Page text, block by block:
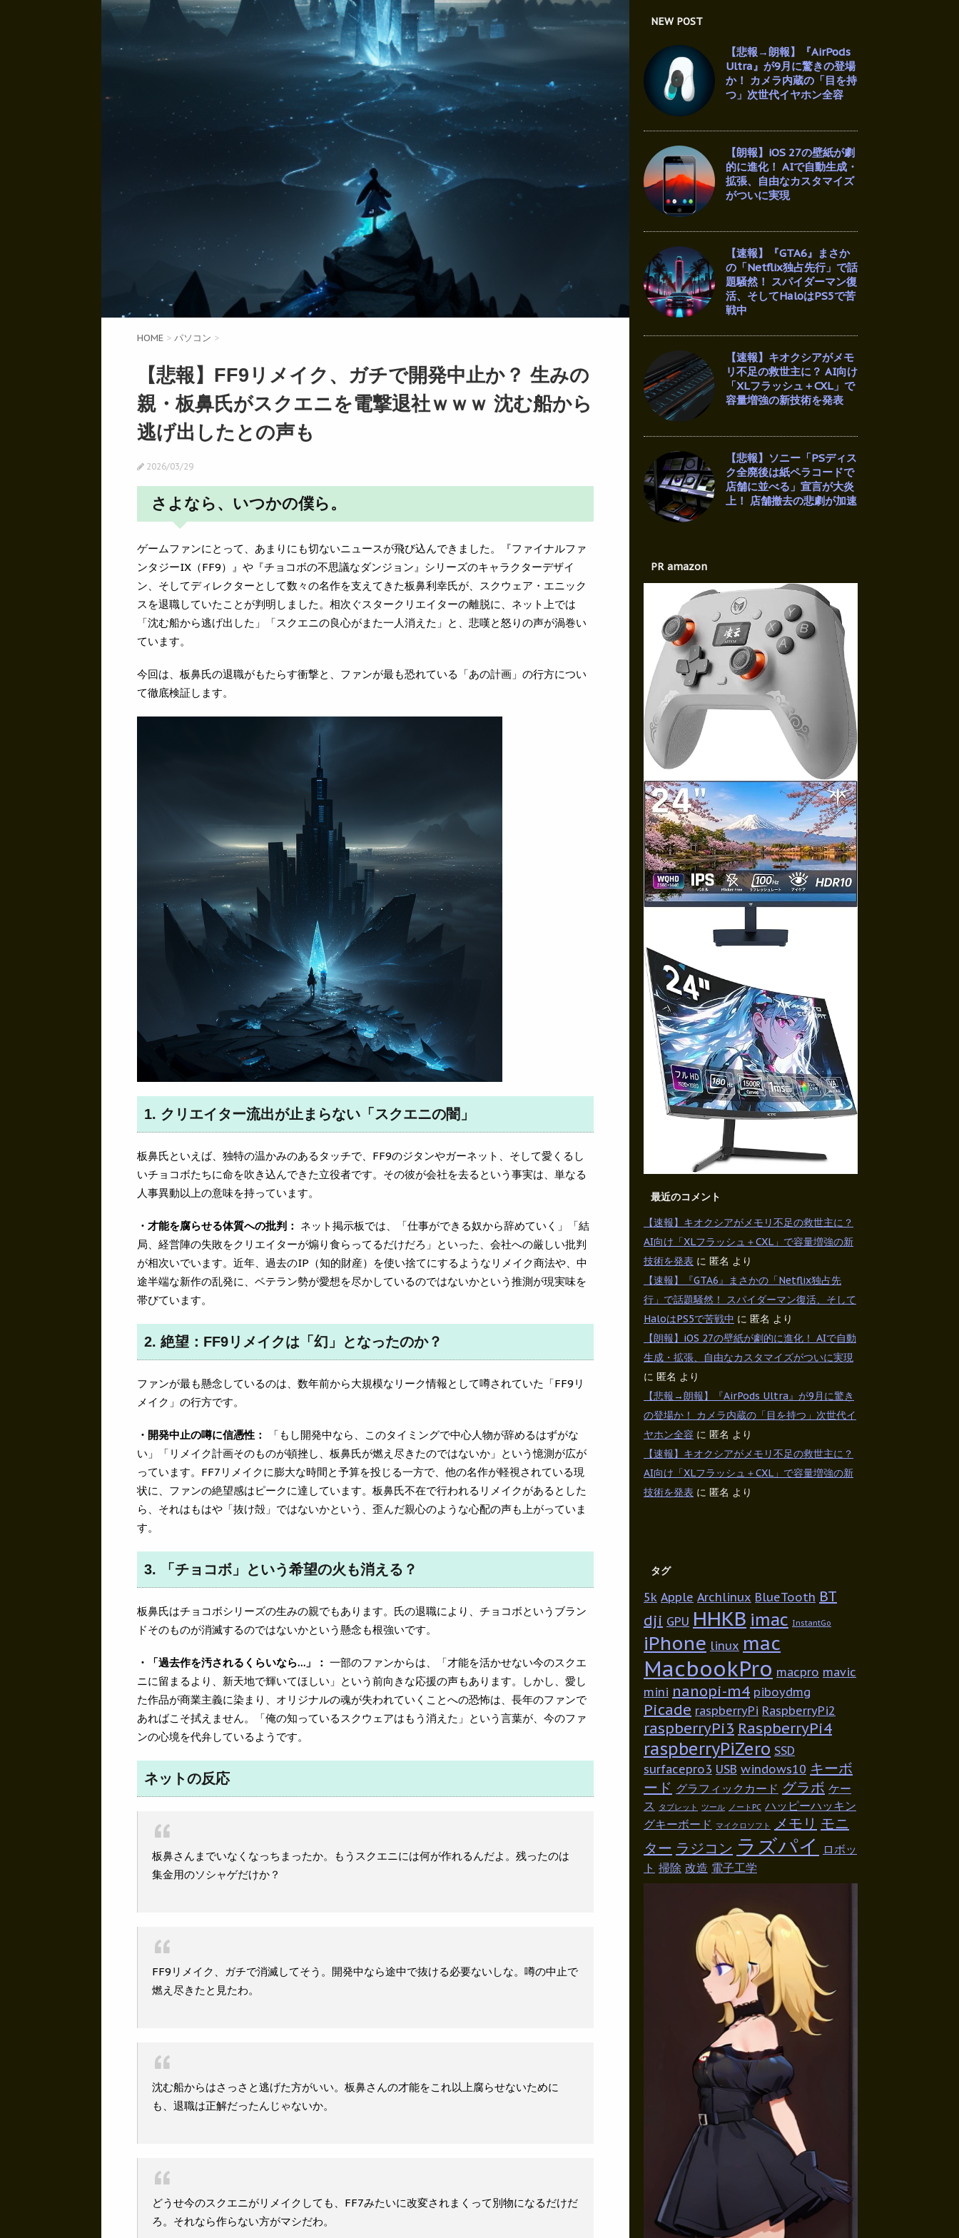
HOME > パソコン >
【悲報】FF9リメイク、ガチで開発中止か？ 生みの
親・板鼻氏がスクエニを電撃退社ｗｗｗ 沈む船から
逃げ出したとの声も
2026/03/29
さよなら、いつかの僕ら。
ゲームファンにとって、あまりにも切ないニュースが飛び込んできました。『ファイナルファ
ンタジーIX（FF9）』や『チョコボの不思議なダンジョン』シリーズのキャラクターデザイ
ン、そしてディレクターとして数々の名作を支えてきた板鼻利幸氏が、スクウェア・エニック
スを退職していたことが判明しました。相次ぐスタークリエイターの離脱に、ネット上では
「沈む船から逃げ出した」「スクエニの良心がまた一人消えた」と、悲嘆と怒りの声が渦巻い
ています。
今回は、板鼻氏の退職がもたらす衝撃と、ファンが最も恐れている「あの計画」の行方につい
て徹底検証します。
1. クリエイター流出が止まらない「スクエニの闇」
板鼻氏といえば、独特の温かみのあるタッチで、FF9のジタンやガーネット、そして愛くるし
いチョコボたちに命を吹き込んできた立役者です。その彼が会社を去るという事実は、単なる
人事異動以上の意味を持っています。
・才能を腐らせる体質への批判： ネット掲示板では、「仕事ができる奴から辞めていく」「結
局、経営陣の失敗をクリエイターが煽り食らってるだけだろ」といった、会社への厳しい批判
が相次いでいます。近年、過去のIP（知的財産）を使い捨てにするようなリメイク商法や、中
途半端な新作の乱発に、ベテラン勢が愛想を尽かしているのではないかという推測が現実味を
帯びています。
2. 絶望：FF9リメイクは「幻」となったのか？
ファンが最も懸念しているのは、数年前から大規模なリーク情報として噂されていた「FF9リ
メイク」の行方です。
・開発中止の噂に信憑性：
「もし開発中なら、このタイミングで中心人物が辞めるはずがな
い」「リメイク計画そのものが頓挫し、板鼻氏が燃え尽きたのではないか」という憶測が広が
っています。FF7リメイクに膨大な時間と予算を投じる一方で、他の名作が軽視されている現
状に、ファンの絶望感はピークに達しています。板鼻氏不在で行われるリメイクがあるとした
ら、それはもはや「抜け殻」ではないかという、歪んだ親心のような心配の声も上がっていま
す。
3. 「チョコボ」という希望の火も消える？
板鼻氏はチョコボシリーズの生みの親でもあります。氏の退職により、チョコボというブラン
ドそのものが消滅するのではないかという懸念も根強いです。
・「過去作を汚されるくらいなら…」： 一部のファンからは、「才能を活かせない今のスクエ
ニに留まるより、新天地で輝いてほしい」という前向きな応援の声もあります。しかし、愛し
た作品が商業主義に染まり、オリジナルの魂が失われていくことへの恐怖は、長年のファンで
あればこそ拭えません。「俺の知っているスクウェアはもう消えた」という言葉が、今のファ
ンの心境を代弁しているようです。
ネットの反応
板鼻さんまでいなくなっちまったか。もうスクエニには何が作れるんだよ。残ったのは
集金用のソシャゲだけか？
FF9リメイク、ガチで消滅してそう。開発中なら途中で抜ける必要ないしな。噂の中止で
燃え尽きたと見たわ。
沈む船からはさっさと逃げた方がいい。板鼻さんの才能をこれ以上腐らせないために
も、退職は正解だったんじゃないか。
どうせ今のスクエニがリメイクしても、FF7みたいに改変されまくって別物になるだけだ
ろ。それなら作らない方がマシだわ。
NEW POST
【悲報→朗報】『AirPods
Ultra』が9月に驚きの登場
か！ カメラ内蔵の「目を持
つ」次世代イヤホン全容
【朗報】iOS 27の壁紙が劇
的に進化！ AIで自動生成・
拡張、自由なカスタマイズ
がついに実現
【速報】『GTA6』まさか
の「Netflix独占先行」で話
題騒然！ スパイダーマン復
活、そしてHaloはPS5で苦
戦中
【速報】キオクシアがメモ
リ不足の救世主に？ AI向け
「XLフラッシュ＋CXL」で
容量増強の新技術を発表
【悲報】ソニー「PSディス
ク全廃後は紙ペラコードで
店舗に並べる」宣言が大炎
上！ 店舗撤去の悲劇が加速
PR amazon
最近のコメント
【速報】キオクシアがメモリ不足の救世主に？
AI向け「XLフラッシュ＋CXL」で容量増強の新
技術を発表 に 匿名 より
【速報】『GTA6』まさかの「Netflix独占先
行」で話題騒然！ スパイダーマン復活、そして
HaloはPS5で苦戦中 に 匿名 より
【朗報】iOS 27の壁紙が劇的に進化！ AIで自動
生成・拡張、自由なカスタマイズがついに実現
に 匿名 より
【悲報→朗報】『AirPods Ultra』が9月に驚き
の登場か！ カメラ内蔵の「目を持つ」次世代イ
ヤホン全容 に 匿名 より
【速報】キオクシアがメモリ不足の救世主に？
AI向け「XLフラッシュ＋CXL」で容量増強の新
技術を発表 に 匿名 より
タグ
5k Apple Archlinux BlueTooth BT
dji GPU HHKB imac InstantGo
iPhone linux mac
MacbookPro macpro mavic
mini nanopi-m4 piboydmg
Picade raspberryPi RaspberryPi2
raspberryPi3 RaspberryPi4
raspberryPiZero SSD
surfacepro3 USB windows10 キーボ
ード グラフィックカード グラボ ケー
ス タブレット ツール ノートPC ハッピーハッキン
グキーボード マイクロソフト メモリ モニ
ター ラジコン ラズパイ
ロボッ
ト 掃除 改造 電子工学